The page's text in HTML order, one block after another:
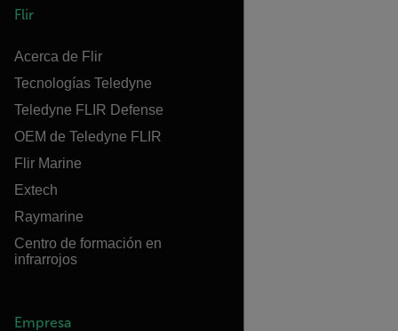
Flir
Acerca de Flir
Tecnologías Teledyne
Teledyne FLIR Defense
OEM de Teledyne FLIR
Flir Marine
Extech
Raymarine
Centro de formación en
infrarrojos
Empresa